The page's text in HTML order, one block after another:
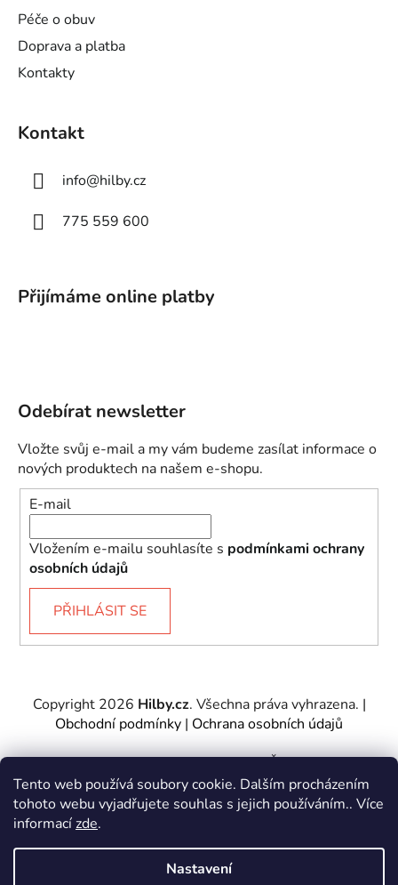
Tento web používá soubory cookie. Dalším procházením
tohoto webu vyjadřujete souhlas s jejich používáním.. Více
informacízde.
Nastavení
Péče o obuv
Doprava a platba
Kontakty
Kontakt
info@hilby.cz
775 559 600
Přijímáme online platby
Odebírat newsletter
Vložte svůj e-mail a my vám budeme zasílat informace o
nových produktech na našem e-shopu.
E-mail
Vložením e-mailu souhlasíte s podmínkami ochrany
osobních údajů
PŘIHLÁSIT SE
Copyright 2026 Hilby.cz. Všechna práva vyhrazena. |
Obchodní podmínky | Ochrana osobních údajů
Provozovatel e-shopu: Hilby CZ s.r.o., IČ: 27467317, se
sídlem Soukenická 2082/7,11000 Praha 1 – Nové
Město.
Společnost je zapsána u Městského soudu v Praze -